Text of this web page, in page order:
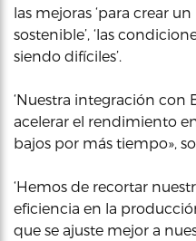
las mejoras ‘para crear
sostenible’, ‘las
siendo difíciles’.
‘Nuestra integración con
acelerar el rendimiento
bajos por más tiempo»,
‘Hemos de recortar
eficiencia en la
que se ajuste mejor a